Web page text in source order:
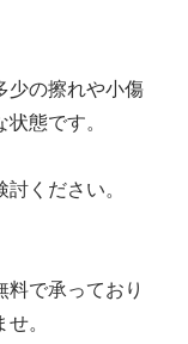
少の擦れや小傷
態です。
ください。
料で承っており
。